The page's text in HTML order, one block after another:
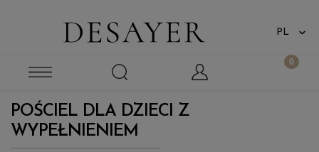
POŚCIEL DLA DZIECI Z
WYPEŁNIENIEM